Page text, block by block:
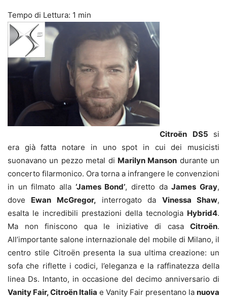
Citroën DS5 si
era già fatta notare in uno spot in cui dei musicisti
suonavano un pezzo metal di Marilyn Manson durante un
concerto filarmonico. Ora torna a infrangere le convenzioni
in un filmato alla ‘James Bond’, diretto daJames Gray,
dove Ewan McGregor, interrogato da Vinessa Shaw,
esalta le incredibili prestazioni della tecnologia Hybrid4.
Ma non finiscono qua le iniziative di casa Citroën.
All’importante salone internazionale del mobile di Milano, il
centro stile Citroën presenta la sua ultima creazione: un
sofa che riflette i codici, l’eleganza e la raffinatezza della
linea Ds. Intanto, in occasione del decimo anniversario di
Vanity Fair, Citroën Italia e Vanity Fair presentano la nuova